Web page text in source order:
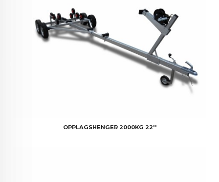
OPPLAGSHENGER 2000KG 22''